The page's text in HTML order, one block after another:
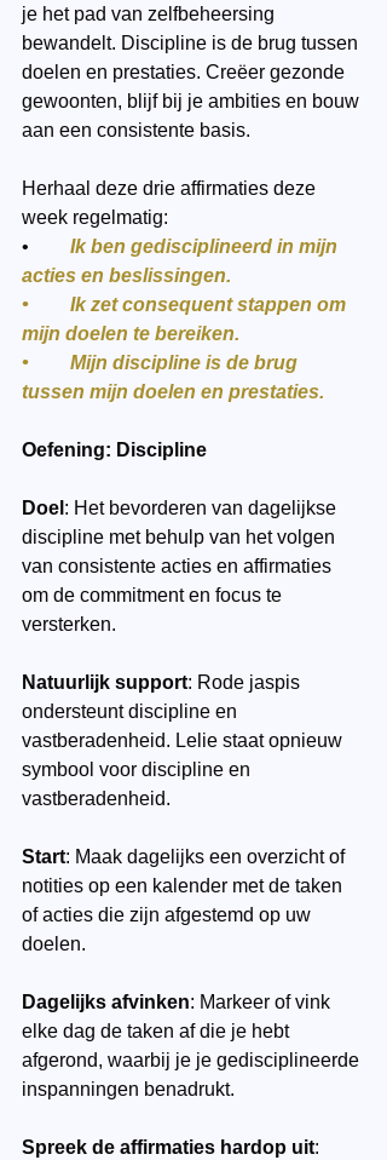
je het pad van zelfbeheersing
bewandelt. Discipline is de brug tussen
doelen en prestaties. Creëer gezonde
gewoonten, blijf bij je ambities en bouw
aan een consistente basis.
Herhaal deze drie affirmaties deze
week regelmatig:
Ik ben gedisciplineerd in mijn
acties en beslissingen.
•	Ik zet consequent stappen om
mijn doelen te bereiken.
•	Mijn discipline is de brug
tussen mijn doelen en prestaties.
Oefening: Discipline
Doel : Het bevorderen van dagelijkse
discipline met behulp van het volgen
van consistente acties en affirmaties
om de commitment en focus te
versterken.
Natuurlijk support: Rode jaspis
ondersteunt discipline en
vastberadenheid. Lelie staat opnieuw
symbool voor discipline en
vastberadenheid.
Start: Maak dagelijks een overzicht of
notities op een kalender met de taken
of acties die zijn afgestemd op uw
doelen.
Dagelijks afvinken: Markeer of vink
elke dag de taken af die je hebt
afgerond, waarbij je je gedisciplineerde
inspanningen benadrukt.
Spreek de affirmaties hardop uit: